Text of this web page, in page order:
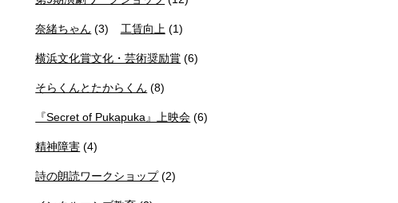
奈緒ちゃん (3) 工賃向上(1)
横浜文化賞文化・芸術奨励賞 (6)
そらくんとたからくん (8)
『Secret of Pukapuka』上映会 (6)
精神障害 (4)
詩の朗読ワークショップ(2)